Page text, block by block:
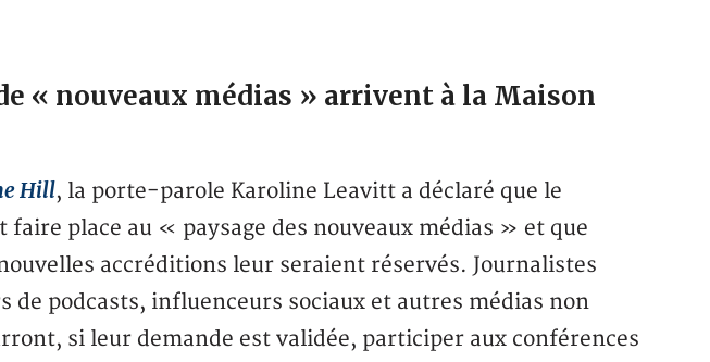
« nouveaux médias » arrivent à la Maison
Hill, la porte-parole Karoline Leavitt a déclaré que le
place au « paysage des nouveaux médias » et que
accréditions leur seraient réservés. Journalistes
de podcasts, influenceurs sociaux et autres médias non
si leur demande est validée, participer aux conférences